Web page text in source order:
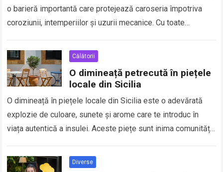
o barieră importantă care protejează caroseria împotriva
coroziunii, intemperiilor și uzurii mecanice. Cu toate
Călătorii
O dimineață petrecută în piețele
locale din Sicilia
O dimineață în piețele locale din Sicilia este o adevărată
explozie de culoare, sunete și arome care te introduc în
viața autentică a insulei. Aceste piețe sunt inima comunității,
Diverse